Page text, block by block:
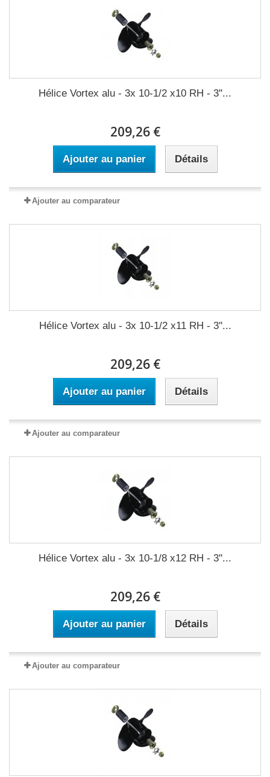
Hélice Vortex alu - 3x 10-1/2 x10 RH - 3''...
209,26 €
Ajouter au panier Détails
Ajouter au comparateur
Hélice Vortex alu - 3x 10-1/2 x11 RH - 3''...
209,26 €
Ajouter au panier Détails
Ajouter au comparateur
Hélice Vortex alu - 3x 10-1/8 x12 RH - 3''...
209,26 €
Ajouter au panier Détails
Ajouter au comparateur